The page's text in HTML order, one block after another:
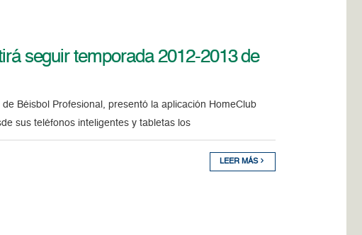
seguir temporada 2012-2013 de
Béisbol Profesional, presentó la aplicación HomeClub
sus teléfonos inteligentes y tabletas los
LEER MÁS